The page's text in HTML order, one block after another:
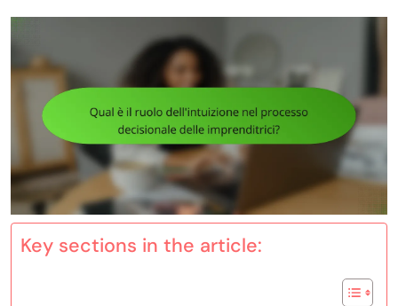
Key sections in the article: